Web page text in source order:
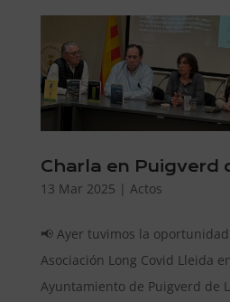
Charla en Puigverd
13 Mar 2025 | Actos
📢 Ayer tuvimos la
Asociación Long Covid Lleida
Ayuntamiento de Puigverd de